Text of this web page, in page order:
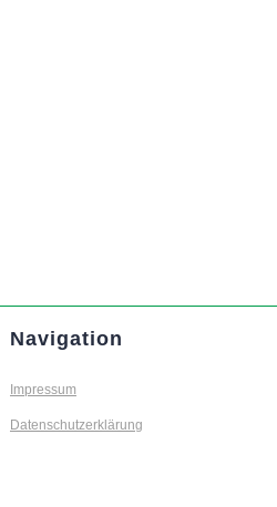
Navigation
Impressum
Datenschutzerklärung